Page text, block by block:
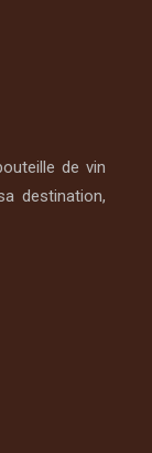
de vin
destination,